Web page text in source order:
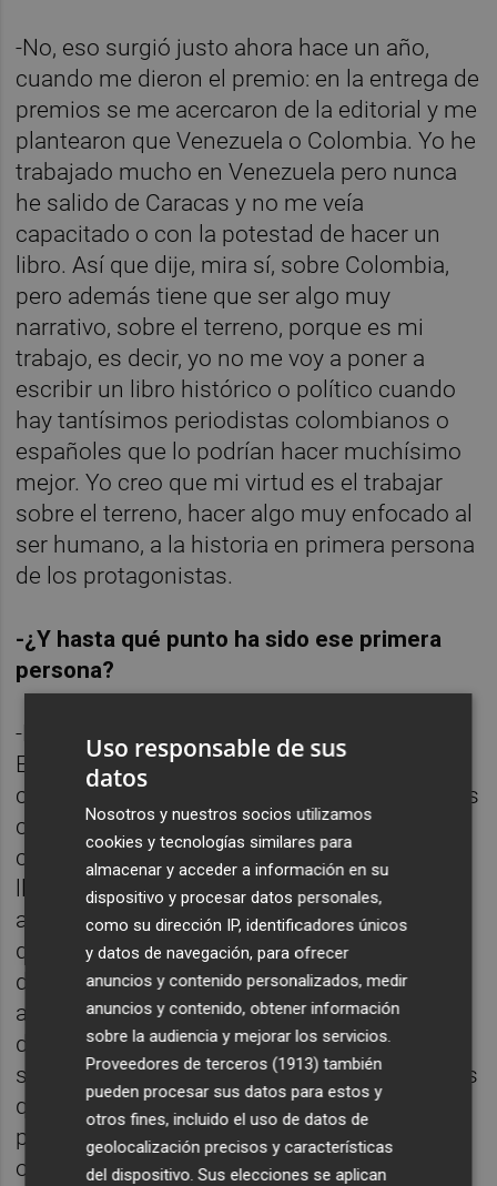
-No, eso surgió justo ahora hace un año,
cuando me dieron el premio: en la entrega de
premios se me acercaron de la editorial y me
plantearon que Venezuela o Colombia. Yo he
trabajado mucho en Venezuela pero nunca
he salido de Caracas y no me veía
capacitado o con la potestad de hacer un
libro. Así que dije, mira sí, sobre Colombia,
pero además tiene que ser algo muy
narrativo, sobre el terreno, porque es mi
trabajo, es decir, yo no me voy a poner a
escribir un libro histórico o político cuando
hay tantísimos periodistas colombianos o
españoles que lo podrían hacer muchísimo
mejor. Yo creo que mi virtud es el trabajar
sobre el terreno, hacer algo muy enfocado al
ser humano, a la historia en primera persona
de los protagonistas.
-¿Y hasta qué punto ha sido ese primera
persona?
-Pues por ejemplo, en la frontera con
Ecuador, que es una de las zonas más
calientes, me metí en la ciudad, que es de las
ciudades más peligrosas de Colombia, y
cogí una lancha de una hora río adentro;
llegas a lugares que dices, si me pasa algo
aquí nadie se entera. Rincones inhóspitos
que gracias al proceso de paz y a la
desmovilización se volvieron más o menos
accesibles. Y ahora no, ahora con el repunte
de la violencia se está revirtiendo esa
situación, se están volviendo más peligrosos
que antes, pero yo viví dos años de un
periodo de gracia en que sí que tuve la
oportunidad de moverme muchísimo.
Uso responsable de sus
datos
Nosotros y nuestros socios utilizamos
cookies y tecnologías similares para
almacenar y acceder a información en su
dispositivo y procesar datos personales,
como su dirección IP, identificadores únicos
y datos de navegación, para ofrecer
anuncios y contenido personalizados, medir
anuncios y contenido, obtener información
sobre la audiencia y mejorar los servicios.
Proveedores de terceros (1913) también
pueden procesar sus datos para estos y
otros fines, incluido el uso de datos de
geolocalización precisos y características
del dispositivo. Sus elecciones se aplican